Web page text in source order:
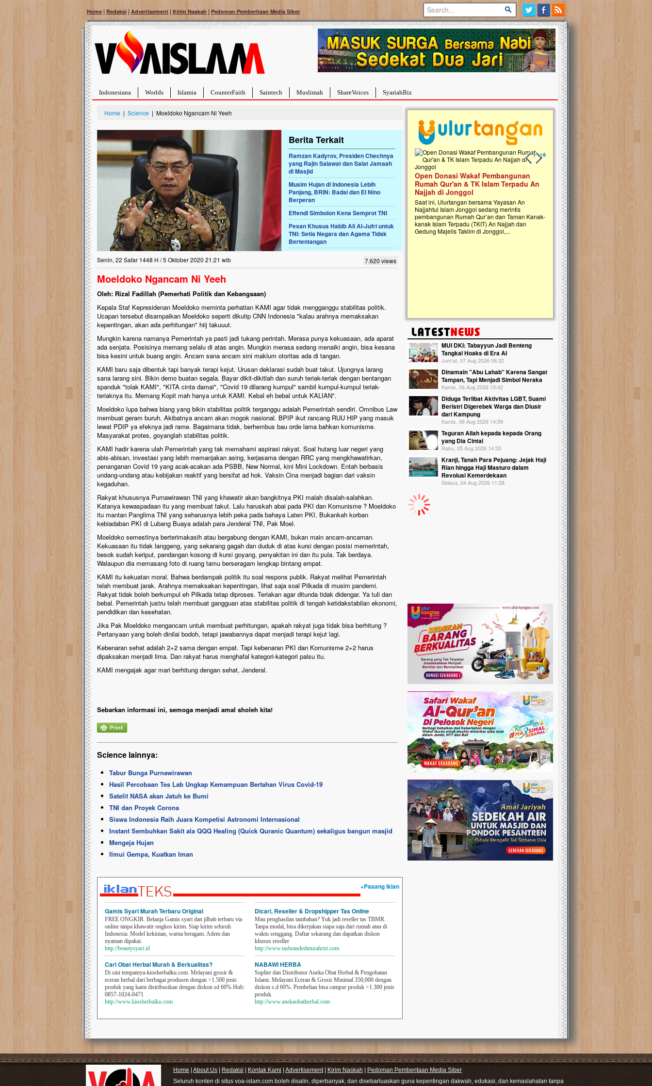
Home | Redaksi | Advertisement | Kirim Naskah | Pedoman Pemberitaan Media Siber
Indonesiana Worlds Islamia CounterFaith Saintech Muslimah ShareVoices SyariahBiz
Home | Science | Moeldoko Ngancam Ni Yeeh
Berita Terkait
Ramzan Kadyrov, Presiden Chechnya
yang Rajin Salawat dan Salat Jamaah
di Masjid
Musim Hujan di Indonesia Lebih
Panjang, BRIN: Badai dan El Nino
Berperan
Effendi Simbolon Kena Semprot TNI
Pesan Khusus Habib Ali Al-Jufri untuk
TNI: Setia Negara dan Agama Tidak
Bertentangan
Senin, 22 Safar 1448 H / 5 Oktober 2020 21:21 wib 7.620 views
Moeldoko Ngancam Ni Yeeh
Oleh: Rizal Fadillah (Pemerhati Politik dan Kebangsaan)
Kepala Staf Kepresidenan Moeldoko meminta perhatian KAMI agar tidak mengganggu stabilitas politik.
Ucapan tersebut disampaikan Moeldoko seperti dikutip CNN Indonesia "kalau arahnya memaksakan
kepentingan, akan ada perhitungan" hiij takuuut.
Mungkin karena namanya Pemerintah ya pasti jadi tukang perintah. Merasa punya kekuasaan, ada aparat
ada senjata. Posisinya memang selalu di atas angin. Mungkin merasa sedang menaiki angin, bisa kesana
bisa kesini untuk buang angin. Ancam sana ancam sini maklum otoritas ada di tangan.
KAMI baru saja dibentuk tapi banyak terapi kejut. Urusan deklarasi sudah buat takut. Ujungnya larang
sana larang sini. Bikin demo buatan segala. Bayar dikit-dikitlah dan suruh teriak-teriak dengan bentangan
spanduk "tolak KAMI", "KITA cinta damai", "Covid 19 dilarang kumpul" sambil kumpul-kumpul teriak-
teriaknya itu. Memang Kopit mah hanya untuk KAMI. Kebal eh bebal untuk KALIAN".
Moeldoko lupa bahwa biang yang bikin stabilitas politik terganggu adalah Pemerintah sendiri. Omnibus Law
membuat geram buruh. Akibatnya ancam akan mogok nasional. BPIP ikut rancang RUU HIP yang masuk
lewat PDIP ya efeknya jadi rame. Bagaimana tidak, berhembus bau orde lama bahkan komunisme.
Masyarakat protes, goyanglah stabilitas politik.
KAMI hadir karena ulah Pemerintah yang tak memahami aspirasi rakyat. Soal hutang luar negeri yang
abis-abisan, investasi yang lebih memanjakan asing, kerjasama dengan RRC yang mengkhawatirkan,
penanganan Covid 19 yang acak-acakan ada PSBB, New Normal, kini Mini Lockdown. Entah berbasis
undang-undang atau kebijakan reaktif yang bersifat ad hok. Vaksin Cina menjadi bagian dari vaksin
kegaduhan.
Rakyat khususnya Purnawirawan TNI yang khawatir akan bangkitnya PKI malah disalah-salahkan.
Katanya kewaspadaan itu yang membuat takut. Lalu haruskah abai pada PKI dan Komunisme ? Moeldoko
itu mantan Panglima TNI yang seharusnya lebih peka pada bahaya Laten PKI. Bukankah korban
kebiadaban PKI di Lubang Buaya adalah para Jenderal TNI, Pak Moel.
Moeldoko semestinya berterimakasih atau bergabung dengan KAMI, bukan main ancam-ancaman.
Kekuasaan itu tidak langgeng, yang sekarang gagah dan duduk di atas kursi dengan posisi memerintah,
besok sudah keriput, pandangan kosong di kursi goyang, penyakitan ini dan itu pula. Tak berdaya.
Walaupun dia memasang foto di ruang tamu berseragam lengkap bintang empat.
KAMI itu kekuatan moral. Bahwa berdampak politik itu soal respons publik. Rakyat melihat Pemerintah
telah membuat jarak. Arahnya memaksakan kepentingan, lihat saja soal Pilkada di musim pandemi.
Rakyat tidak boleh berkumpul eh Pilkada tetap diproses. Teriakan agar ditunda tidak didengar. Ya tuli dan
bebal. Pemerintah justru telah membuat gangguan atas stabilitas politik di tengah ketidakstabilan ekonomi,
pendidikan dan kesehatan.
Jika Pak Moeldoko mengancam untuk membuat perhitungan, apakah rakyat juga tidak bisa berhitung ?
Pertanyaan yang boleh dinilai bodoh, tetapi jawabannya dapat menjadi terapi kejut lagi.
Kebenaran sehat adalah 2+2 sama dengan empat. Tapi kebenaran PKI dan Komunisme 2+2 harus
dipaksakan menjadi lima. Dan rakyat harus menghafal kategori-kategori palsu itu.
KAMI mengajak agar mari berhitung dengan sehat, Jenderal.
Sebarkan informasi ini, semoga menjadi amal sholeh kita!
Science lainnya:
Tabur Bunga Purnawirawan
Hasil Percobaan Tes Lab Ungkap Kemampuan Bertahan Virus Covid-19
Satelit NASA akan Jatuh ke Bumi
TNI dan Proyek Corona
Siswa Indonesia Raih Juara Kompetisi Astronomi Internasional
Instant Sembuhkan Sakit ala QQQ Healing (Quick Quranic Quantum) sekaligus bangun masjid
Mengeja Hujan
Ilmui Gempa, Kuatkan Iman
+Pasang iklan
Gamis Syari Murah Terbaru Original
FREE ONGKIR. Belanja Gamis syari dan jilbab terbaru via
online tanpa khawatir ongkos kirim. Siap kirim seluruh
Indonesia. Model kekinian, warna beragam. Adem dan
nyaman dipakai.
http://beautysyari.id
Cari Obat Herbal Murah & Berkualitas?
Di sini tempatnya-kiosherbalku.com. Melayani grosir &
eceran herbal dari berbagai produsen dengan >1.500 jenis
produk yang kami distribusikan dengan diskon sd 60% Hub:
0857-1024-0471
http://www.kiosherbalku.com
Dicari, Reseller & Dropshipper Tas Online
Mau penghasilan tambahan? Yuk jadi reseller tas TBMR.
Tanpa modal, bisa dikerjakan siapa saja dari rumah atau di
waktu senggang. Daftar sekarang dan dapatkan diskon
khusus reseller
http://www.tasbrandedmurahriri.com
NABAWI HERBA
Suplier dan Distributor Aneka Obat Herbal & Pengobatan
Islami. Melayani Eceran & Grosir Minimal 350,000 dengan
diskon s.d 60%. Pembelian bisa campur produk >1.300 jenis
produk.
http://www.anekaobatherbal.com
Previous slide
Next slide
Bantu Naura, Balita Hebat Sembuh Dari
Tumor Pembuluh Darah
Hidup Naura Salsabila dipenuhi dengan
rintangan yang sangat berat. Meskipun baru
berusia sepuluh bulan, bayi yang imut ini harus
menghadapi penyakit yang dahsyat, yaitu tumor
pembuluh darah berukuran...
Lima Tahun Mangkrak, Masjid di
Pelosok ini Mengenaskan. Ayo Bantu.!!
Nasib masjid di Kampung Cilumbu ini sungguh
berlumut, dan menghitam terpapar panas dan
hujan....
Palestina Masih Berduka, Ayo Ulurkan
Tangan Bantu Mereka
Sahabat, Ulurtangan mari kirimkan dukungan
terbaikmu untuk warga Palestina di Gaza demi
menguatkan mereka menghadapi situasi
mencekam ini. Mari dukung mereka dengan
berdonasi dengan cara:...
Open Donasi Wakaf Pembangunan
Rumah Qur'an & TK Islam Terpadu An
Najjah di Jonggol
Saat ini, Ulurtangan bersama Yayasan An
Najjahtul Islam Jonggol sedang merintis
pembangunan Rumah Qur’an dan Taman Kanak-
kanak Islam Terpadu (TKIT) An Najjah dan
Gedung Majelis Taklim di Jonggol,...
Ulurtangan Bersama PDUI Kota
Safari Wakaf Qur'an dan Tebar
Sembako ke Pelosok Negeri
Mari bergabung dalam memperkuat
kebaikan di pelosok negeri dengan
Qur'an. Jangan ragu untuk menjadi
kebaikan ini. Abadikan harta dengan
Qur'an dan saksikan...
MUI DKI: Tabayyun Jadi Benteng
Tangkal Hoaks di Era AI
Jum'at, 07 Aug 2026 06:32
Dinamain ''Abu Lahab'' Karena Sangat
Tampan, Tapi Menjadi Simbol Neraka
Kamis, 06 Aug 2026 15:42
Diduga Terlibat Aktivitas LGBT, Suami
Beristri Digerebek Warga dan Diusir
dari Kampung
Kamis, 06 Aug 2026 14:59
Teguran Allah kepada kepada Orang
yang Dia Cintai
Rabu, 05 Aug 2026 14:33
Kranji, Tanah Para Pejuang: Jejak Haji
Rian hingga Haji Masturo dalam
Revolusi Kemerdekaan
Selasa, 04 Aug 2026 11:28
Home About Us Redaksi Kontak Kami Advertisement| Kirim Naskah
Pedoman Pemberitaan Media Siber
Seluruh konten di situs voa-islam.com boleh disalin, diperbanyak, dan disebarluaskan guna kepentingan dakwah, edukasi, dan kemaslahatan tanpa